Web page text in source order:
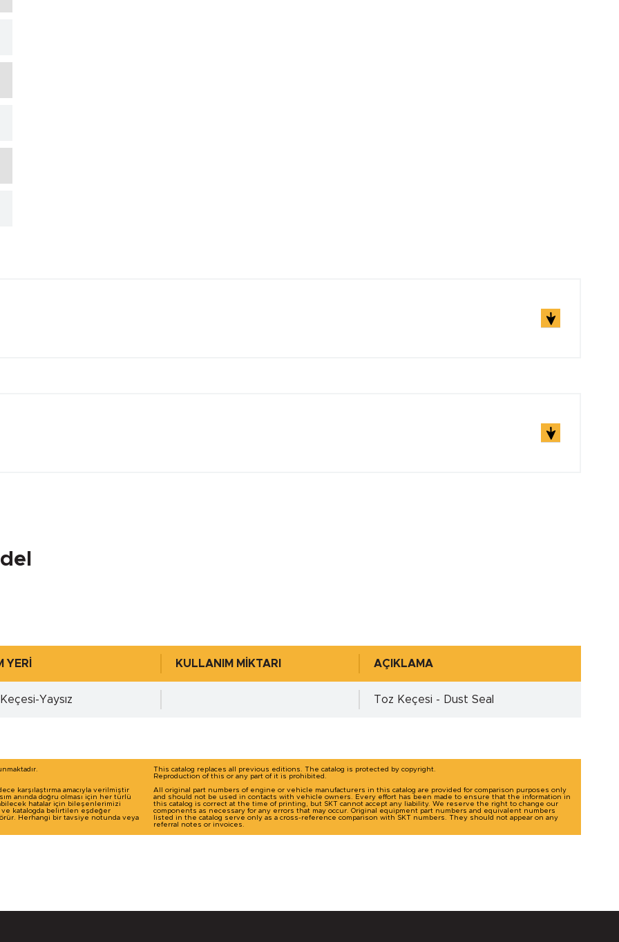
) Ra=0,2÷0,8µm, Rz=1,0÷5,0µm, Rmax=6,3µm
4768 ) Ra=1,6÷6,3µm, Rz=10÷20µm, Rmax=25µm
Detaylı incelemek için tıklayınız!
YERİ KULLANIM MİKTARI AÇIKLAMA
Yaysız Toz Keçesi - Dust Seal
karşılaştırma amacıyla verilmiştir
anında doğru olması için her türlü
hatalar için bileşenlerimizi
ve katalogda belirtilen eşdeğer
Herhangi bir tavsiye notunda veya
This catalog replaces all previous editions. The catalog is protected by copyright.
Reproduction of this or any part of it is prohibited.
All original part numbers of engine or vehicle manufacturers in this catalog are provided for comparison purposes only
and should not be used in contacts with vehicle owners. Every effort has been made to ensure that the information in
this catalog is correct at the time of printing, but SKT cannot accept any liability. We reserve the right to change our
components as necessary for any errors that may occur. Original equipment part numbers and equivalent numbers
listed in the catalog serve only as a cross-reference comparison with SKT numbers. They should not appear on any
referral notes or invoices.